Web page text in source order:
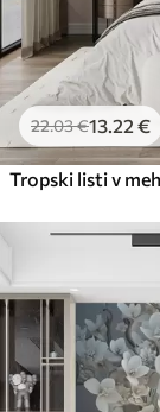
22.03€13.22 €